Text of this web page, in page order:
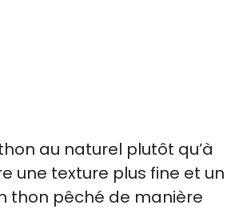
au naturel plutôt qu’à
une texture plus fine et un
thon pêché de manière